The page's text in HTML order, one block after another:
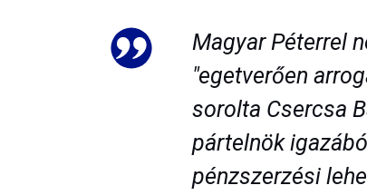
Magyar Péterrel
"egetverően
sorolta Csercsa
pártelnök
pénzszerzési